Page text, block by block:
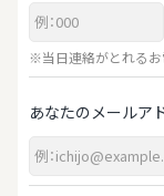
※当日連絡がとれるお
あなたのメールア